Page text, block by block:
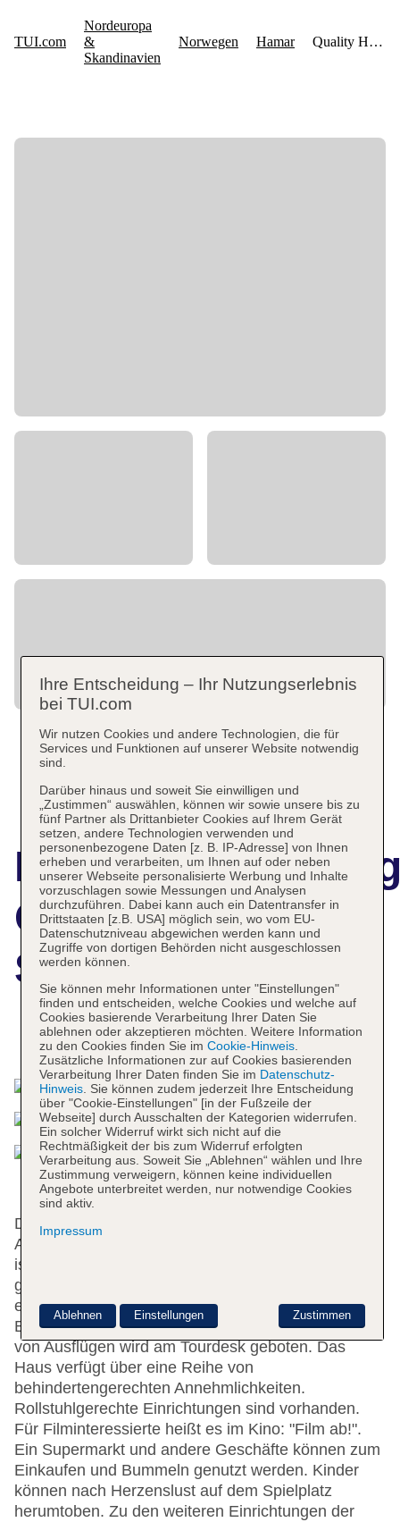
Quality Hotel
Strand Gjovik
Das bietet Ihre Unterkunft
Das Hotel bietet 151 Zimmer und verfügt über einen
Aufzug. Das freundliche Personal an der Rezeption
ist gerne bei allen Fragen behilflich. Zur Einrichtung
gehören eine Gepäckaufbewahrung, ein Safe und
eine Wechselstube. WLAN ist in den öffentlichen
Bereichen verfügbar. Hilfestellung bei der Buchung
von Ausflügen wird am Tourdesk geboten. Das
Haus verfügt über eine Reihe von
behindertengerechten Annehmlichkeiten.
Rollstuhlgerechte Einrichtungen sind vorhanden.
Für Filminteressierte heißt es im Kino: "Film ab!".
Ein Supermarkt und andere Geschäfte können zum
Einkaufen und Bummeln genutzt werden. Kinder
können nach Herzenslust auf dem Spielplatz
herumtoben. Zu den weiteren Einrichtungen der
Ihre Entscheidung – Ihr Nutzungserlebnis
bei TUI.com
Wir nutzen Cookies und andere Technologien, die für
Services und Funktionen auf unserer Website notwendig
sind.
Darüber hinaus und soweit Sie einwilligen und
„Zustimmen“ auswählen, können wir sowie unsere bis zu
fünf Partner als Drittanbieter Cookies auf Ihrem Gerät
setzen, andere Technologien verwenden und
personenbezogene Daten [z. B. IP-Adresse] von Ihnen
erheben und verarbeiten, um Ihnen auf oder neben
unserer Webseite personalisierte Werbung und Inhalte
vorzuschlagen sowie Messungen und Analysen
durchzuführen. Dabei kann auch ein Datentransfer in
Drittstaaten [z.B. USA] möglich sein, wo vom EU-
Datenschutzniveau abgewichen werden kann und
Zugriffe von dortigen Behörden nicht ausgeschlossen
werden können.
Sie können mehr Informationen unter "Einstellungen"
finden und entscheiden, welche Cookies und welche auf
Cookies basierende Verarbeitung Ihrer Daten Sie
ablehnen oder akzeptieren möchten. Weitere Information
zu den Cookies finden Sie im Cookie-Hinweis.
Zusätzliche Informationen zur auf Cookies basierenden
Verarbeitung Ihrer Daten finden Sie im Datenschutz-
Hinweis. Sie können zudem jederzeit Ihre Entscheidung
über "Cookie-Einstellungen" [in der Fußzeile der
Webseite] durch Ausschalten der Kategorien widerrufen.
Ein solcher Widerruf wirkt sich nicht auf die
Rechtmäßigkeit der bis zum Widerruf erfolgten
Verarbeitung aus. Soweit Sie „Ablehnen“ wählen und Ihre
Zustimmung verweigern, können keine individuellen
Angebote unterbreitet werden, nur notwendige Cookies
sind aktiv.
Impressum
Zustimmen
Ablehnen Einstellungen